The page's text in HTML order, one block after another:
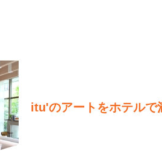
itu'のアートをホテル